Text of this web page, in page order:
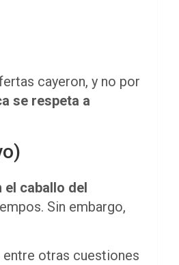
cayeron, y no por
se respeta a
el caballo del
Sin embargo,
entre otras cuestiones